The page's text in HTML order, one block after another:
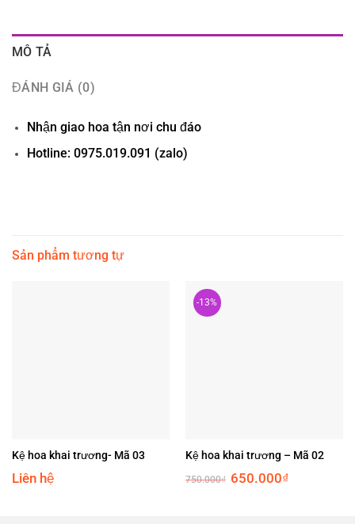
MÔ TẢ
ĐÁNH GIÁ (0)
Nhận giao hoa tận nơi chu đáo
Hotline: 0975.019.091 (zalo)
Sản phẩm tương tự
Kệ hoa khai trương- Mã 03
Liên hệ
-13%
Kệ hoa khai trương – Mã 02
750.000₫ Original
price
650.000₫